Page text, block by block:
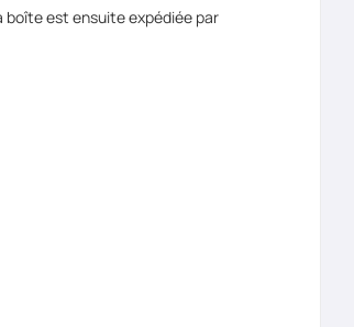
boîte est ensuite expédiée par